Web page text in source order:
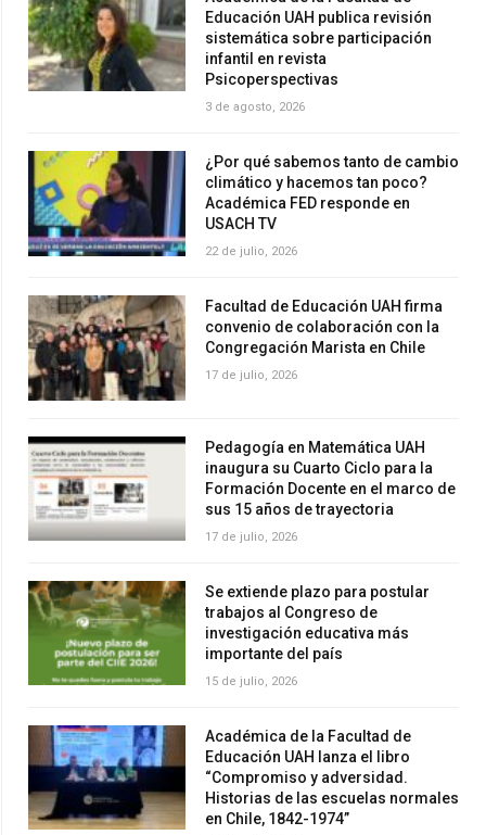
Educación UAH publica revisión
sistemática sobre participación
infantil en revista
Psicoperspectivas
3 de agosto, 2026
¿Por qué sabemos tanto de cambio
climático y hacemos tan poco?
Académica FED responde en
USACH TV
22 de julio, 2026
Facultad de Educación UAH firma
convenio de colaboración con la
Congregación Marista en Chile
17 de julio, 2026
Pedagogía en Matemática UAH
inaugura su Cuarto Ciclo para la
Formación Docente en el marco de
sus 15 años de trayectoria
17 de julio, 2026
Se extiende plazo para postular
trabajos al Congreso de
investigación educativa más
importante del país
15 de julio, 2026
Académica de la Facultad de
Educación UAH lanza el libro
“Compromiso y adversidad.
Historias de las escuelas normales
en Chile, 1842-1974”